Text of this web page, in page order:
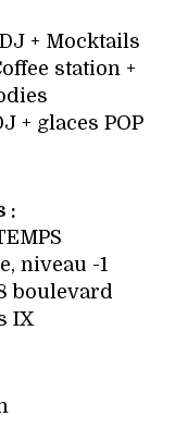
+ Mocktails
station +
+ glaces POP
:
niveau -1
boulevard
IX